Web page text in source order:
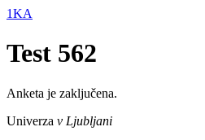
1KA
Test 562
Anketa je zaključena.
Univerza v Ljubljani